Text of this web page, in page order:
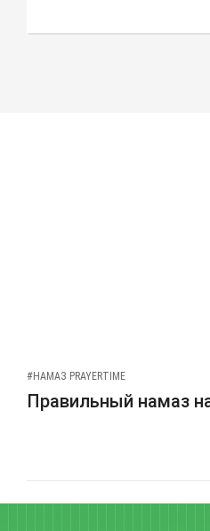
#НАМАЗ PRAYERTIME
Правильный намаз